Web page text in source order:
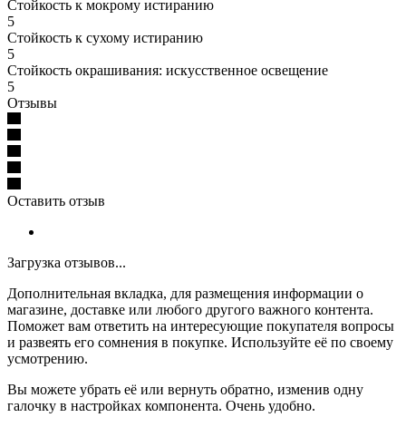
Стойкость к мокрому истиранию
5
Стойкость к сухому истиранию
5
Стойкость окрашивания: искусственное освещение
5
Отзывы
Оставить отзыв
Загрузка отзывов...
Дополнительная вкладка, для размещения информации о
магазине, доставке или любого другого важного контента.
Поможет вам ответить на интересующие покупателя вопросы
и развеять его сомнения в покупке. Используйте её по своему
усмотрению.
Вы можете убрать её или вернуть обратно, изменив одну
галочку в настройках компонента. Очень удобно.